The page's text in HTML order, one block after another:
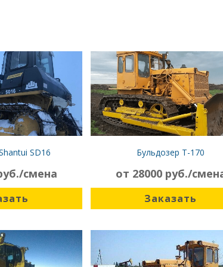
SD16
смена
Бульдозер Т-170
от 28000 руб./
Заказать